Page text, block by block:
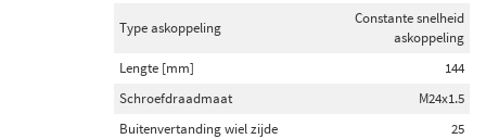
Type askoppeling
Constante snelheid
askoppeling
Lengte [mm]
144
Schroefdraadmaat
M24x1.5
Buitenvertanding wiel zijde
25